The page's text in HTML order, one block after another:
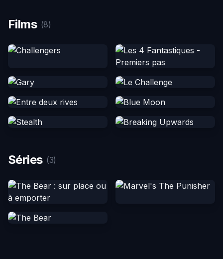
Films (8)
Séries (3)